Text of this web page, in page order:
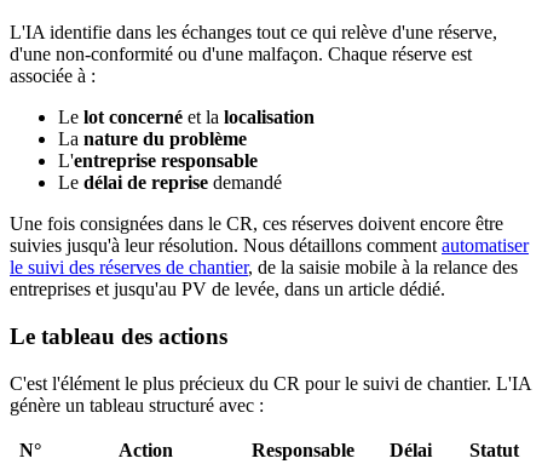
L'IA identifie dans les échanges tout ce qui relève d'une réserve,
d'une non-conformité ou d'une malfaçon. Chaque réserve est
associée à :
Le lot concerné et la localisation
La nature du problème
L'entreprise responsable
Le délai de reprise demandé
Une fois consignées dans le CR, ces réserves doivent encore être
suivies jusqu'à leur résolution. Nous détaillons comment automatiser
le suivi des réserves de chantier, de la saisie mobile à la relance des
entreprises et jusqu'au PV de levée, dans un article dédié.
Le tableau des actions
C'est l'élément le plus précieux du CR pour le suivi de chantier. L'IA
génère un tableau structuré avec :
N° Action Responsable Délai
Statut